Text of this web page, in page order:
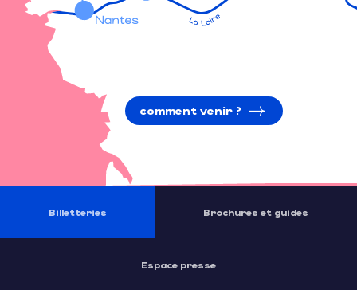
comment venir ?
Billetteries Brochures et guides
Espace presse